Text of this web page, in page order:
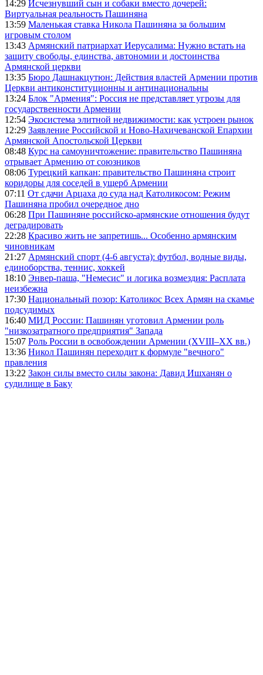
14:29 Исчезнувший сын и собаки вместо дочерей:
Виртуальная реальность Пашиняна
13:59 Маленькая ставка Никола Пашиняна за большим
игровым столом
13:43 Армянский патриархат Иерусалима: Нужно встать на
защиту свободы, единства, автономии и достоинства
Армянской церкви
13:35 Бюро Дашнакцутюн: Действия властей Армении против
Церкви антиконституционны и антинациональны
13:24 Блок "Армения": Россия не представляет угрозы для
государственности Армении
12:54 Экосистема элитной недвижимости: как устроен рынок
12:29 Заявление Российской и Ново-Нахичеванской Епархии
Армянской Апостольской Церкви
08:48 Курс на самоуничтожение: правительство Пашиняна
отрывает Армению от союзников
08:06 Турецкий капкан: правительство Пашиняна строит
коридоры для соседей в ущерб Армении
07:11 От сдачи Арцаха до суда над Католикосом: Режим
Пашиняна пробил очередное дно
06:28 При Пашиняне российско-армянские отношения будут
деградировать
22:28 Красиво жить не запретишь... Особенно армянским
чиновникам
21:27 Армянский спорт (4-6 августа): футбол, водные виды,
единоборства, теннис, хоккей
18:10 Энвер-паша, "Немесис" и логика возмездия: Расплата
неизбежна
17:30 Национальный позор: Католикос Всех Армян на скамье
подсудимых
16:40 МИД России: Пашинян уготовил Армении роль
"низкозатратного предприятия" Запада
15:07 Роль России в освобождении Армении (XVIII–XX вв.)
13:36 Никол Пашинян переходит к формуле "вечного"
правления
13:22 Закон силы вместо силы закона: Давид Ишханян о
судилище в Баку